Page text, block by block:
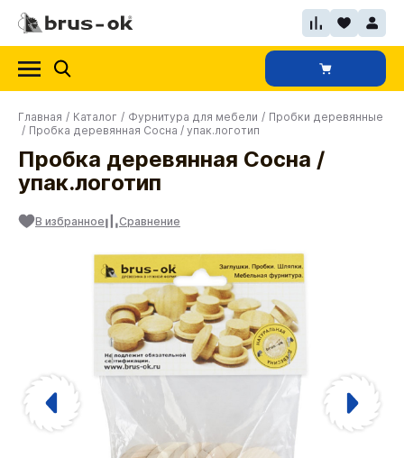
Главная / Каталог / Фурнитура для мебели / Пробки деревянные
/ Пробка деревянная Сосна / упак.логотип
Пробка деревянная Сосна /
упак.логотип
В избранное Сравнение